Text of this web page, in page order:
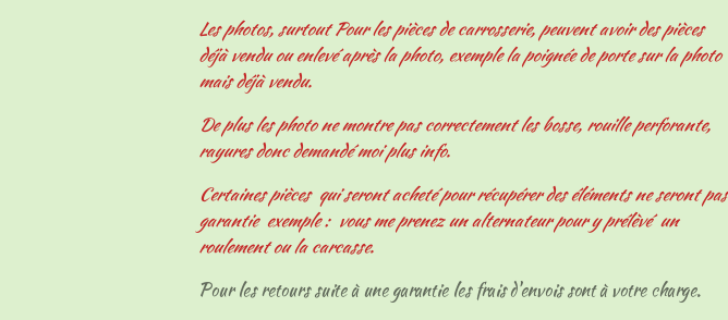
Les photos, surtout Pour les pièces de carrosserie, peuvent avoir des pièces
déjà vendu ou enlevé après la photo, exemple la poignée de porte sur la photo
mais déjà vendu.
De plus les photo ne montre pas correctement les bosse, rouille perforante,
rayures donc demandé moi plus info.
Certaines pièces qui seront acheté pour récupérer des éléments ne seront pas
garantie exemple : vous me prenez un alternateur pour y prélèvé un
roulement ou la carcasse.
Pour les retours suite à une garantie les frais d'envois sont à votre charge.